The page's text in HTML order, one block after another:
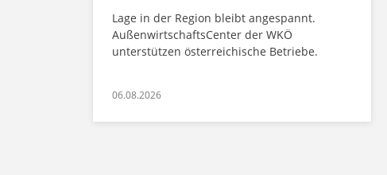
Lage in der Region bleibt angespannt.
AußenwirtschaftsCenter der WKÖ
unterstützen österreichische Betriebe.
06.08.2026